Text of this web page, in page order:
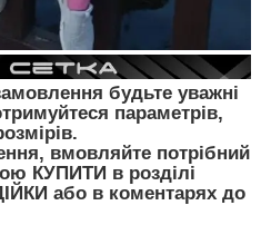
будьте уважні
параметрів,
вмовляйте потрібний
КУПИТИ в розділі
або в коментарях до